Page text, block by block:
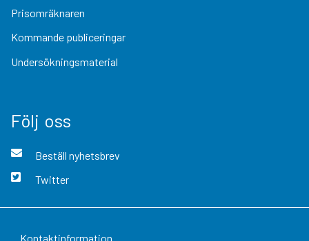
Prisomräknaren
Kommande publiceringar
Undersökningsmaterial
Följ oss
Beställ nyhetsbrev
Twitter
Kontaktinformation